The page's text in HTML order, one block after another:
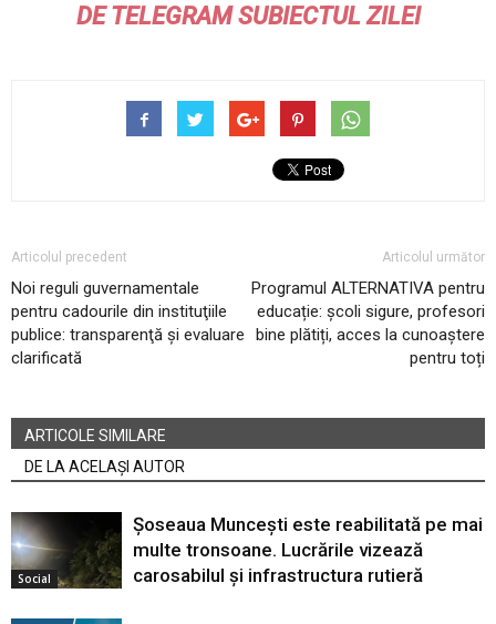
DETELEGRAMSUBIECTUL ZILEI
Articolul precedent
Noi reguli guvernamentale
pentru cadourile din instituţiile
publice: transparenţă şi evaluare
clarificată
Articolul următor
Programul ALTERNATIVA pentru
educație: școli sigure, profesori
bine plătiți, acces la cunoaștere
pentru toți
ARTICOLE SIMILARE
DE LA ACELAȘI AUTOR
Social
Șoseaua Muncești este reabilitată pe mai
multe tronsoane. Lucrările vizează
carosabilul și infrastructura rutieră